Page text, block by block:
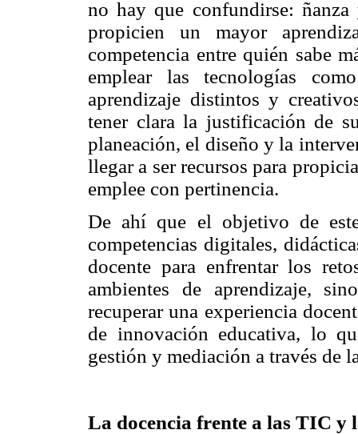
no hay que confundirse: ñanza
propicien un mayor
competencia entre quién sabe
emplear las tecnologías
aprendizaje distintos y
tener clara la justificación de
planeación, el diseño y la
llegar a ser recursos para
emplee con pertinencia.
De ahí que el objetivo de
competencias digitales,
docente para enfrentar los
ambientes de aprendizaje,
recuperar una experiencia
de innovación educativa, lo
gestión y mediación a través de
La docencia frente a las TIC y